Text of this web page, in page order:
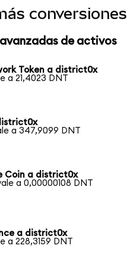
conversiones
de activos
Token a district0x
a 21,4023 DNT
a 347,9099 DNT
Coin a district0x
a 0,00000108 DNT
a district0x
a 228,3159 DNT